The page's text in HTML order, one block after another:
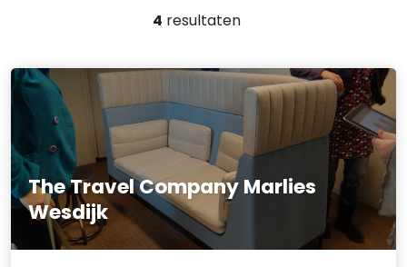
4 resultaten
The Travel Company Marlies
Wesdijk